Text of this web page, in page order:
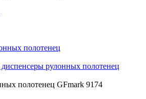
полотенец
рулонных полотенец
полотенец GFmark 9174